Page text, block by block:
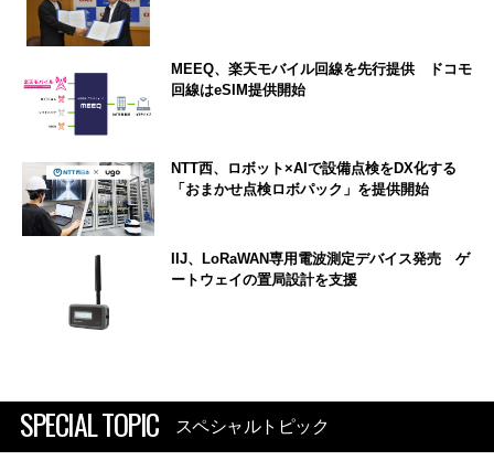
MEEQ、楽天モバイル回線を先行提供 ドコモ
回線はeSIM提供開始
NTT西、ロボット×AIで設備点検をDX化する
「おまかせ点検ロボパック」を提供開始
IIJ、LoRaWAN専用電波測定デバイス発売 ゲ
ートウェイの置局設計を支援
SPECIAL TOPIC スペシャルトピック